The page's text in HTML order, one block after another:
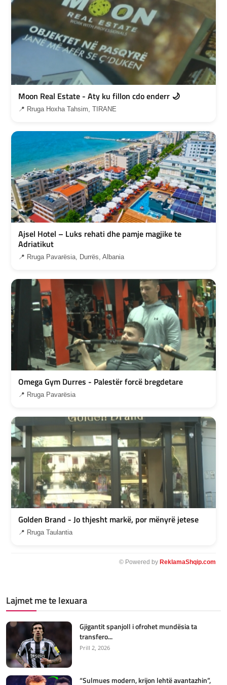
Moon Real Estate - Aty ku fillon cdo enderr 🌙
📍 Rruga Hoxha Tahsim, TIRANE
Ajsel Hotel – Luks rehati dhe pamje magjike te
Adriatikut
📍 Rruga Pavarësia, Durrës, Albania
Omega Gym Durres - Palestër forcë bregdetare
📍 Rruga Pavarësia
Golden Brand - Jo thjesht markë, por mënyrë jetese
📍 Rruga Taulantia
© Powered by ReklamaShqip.com
Lajmet me te lexuara
Gjigantit spanjoll i ofrohet mundësia ta
transfero...
Prill 2, 2026
“Sulmues modern, krijon lehtë avantazhin”,